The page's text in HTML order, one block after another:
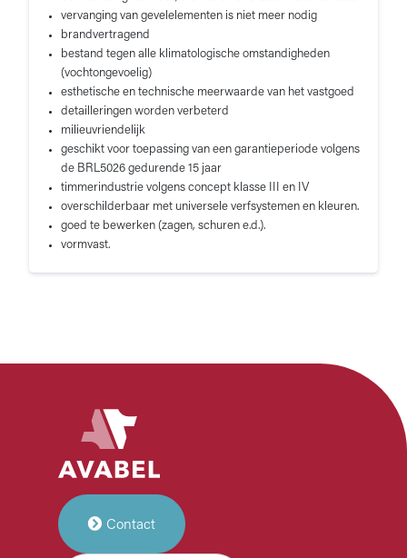
vervanging van gevelelementen is niet meer nodig
brandvertragend
bestand tegen alle klimatologische omstandigheden
(vochtongevoelig)
esthetische en technische meerwaarde van het vastgoed
detailleringen worden verbeterd
milieuvriendelijk
geschikt voor toepassing van een garantieperiode volgens
de BRL5026 gedurende 15 jaar
timmerindustrie volgens concept klasse III en IV
overschilderbaar met universele verfsystemen en kleuren.
goed te bewerken (zagen, schuren e.d.).
vormvast.
Contact